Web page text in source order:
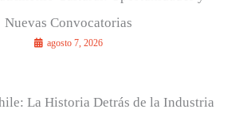
Nuevas Convocatorias
agosto 7, 2026
La Historia Detrás de la Industria